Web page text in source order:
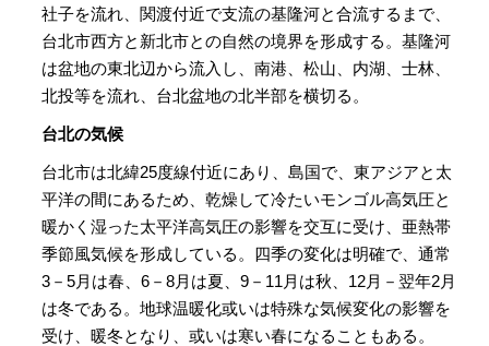
社子を流れ、関渡付近で支流の基隆河と合流するまで、
台北市西方と新北市との自然の境界を形成する。基隆河
は盆地の東北辺から流入し、南港、松山、内湖、士林、
北投等を流れ、台北盆地の北半部を横切る。
台北の気候
台北市は北緯25度線付近にあり、島国で、東アジアと太
平洋の間にあるため、乾燥して冷たいモンゴル高気圧と
暖かく湿った太平洋高気圧の影響を交互に受け、亜熱帯
季節風気候を形成している。四季の変化は明確で、通常
3－5月は春、6－8月は夏、9－11月は秋、12月－翌年2月
は冬である。地球温暖化或いは特殊な気候変化の影響を
受け、暖冬となり、或いは寒い春になることもある。